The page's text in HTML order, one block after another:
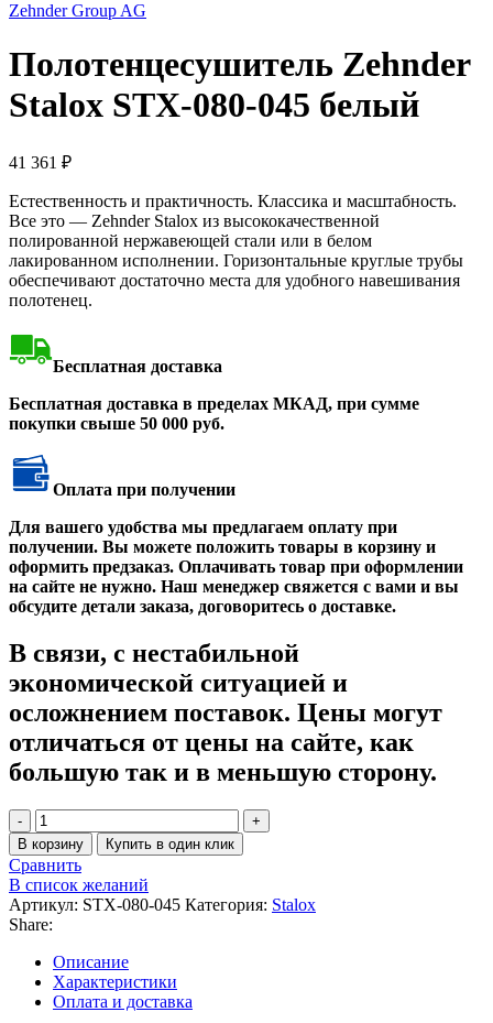
Zehnder Group AG
Полотенцесушитель Zehnder
Stalox STX-080-045 белый
41 361 ₽
Естественность и практичность. Классика и масштабность.
Все это — Zehnder Stalox из высококачественной
полированной нержавеющей стали или в белом
лакированном исполнении. Горизонтальные круглые трубы
обеспечивают достаточно места для удобного навешивания
полотенец.
Бесплатная доставка
Бесплатная доставка в пределах МКАД, при сумме
покупки свыше 50 000 руб.
Оплата при получении
Для вашего удобства мы предлагаем оплату при
получении. Вы можете положить товары в корзину и
оформить предзаказ. Оплачивать товар при оформлении
на сайте не нужно. Наш менеджер свяжется с вами и вы
обсудите детали заказа, договоритесь о доставке.
В связи, с нестабильной
экономической ситуацией и
осложнением поставок. Цены могут
отличаться от цены на сайте, как
большую так и в меньшую сторону.
Количество
товара
Полотенцесушитель
Zehnder
Stalox
STX-
080-
045
белый
В корзину Купить в один клик
Сравнить
В список желаний
Артикул: STX-080-045 Категория: Stalox
Share:
Описание
Характеристики
Оплата и доставка